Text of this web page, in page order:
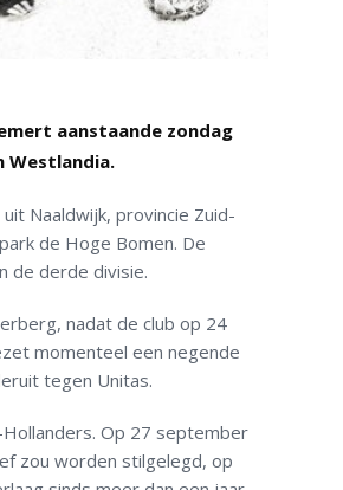
aanstaande zondag
Westlandia.
Naaldwijk, provincie Zuid-
de Hoge Bomen. De
de derde divisie.
nadat de club op 24
momenteel een negende
tegen Unitas.
Op 27 september
zou worden stilgelegd, op